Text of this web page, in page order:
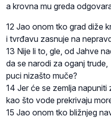
a krovna mu greda
12 Jao onom tko grad diže
i tvrđavu zasnuje na
13 Nije li to, gle, od Jahve
da se narodi za oganj trude,
puci nizašto muče?
14 Jer će se zemlja
kao što vode prekrivaju
15 Jao onom tko bližnjeg